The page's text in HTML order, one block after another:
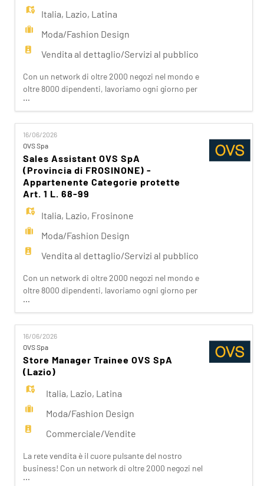
Italia, Lazio, Latina
Moda/Fashion Design
Vendita al dettaglio/Servizi al pubblico
Con un network di oltre 2000 negozi nel mondo e
oltre 8000 dipendenti, lavoriamo ogni giorno per
realizzare la nostra mission di rendere il bello
accessibile a tutti. Facciamo la differenza per i
nostri clienti attraverso i brand del nostro gruppo:
OVS, OVS Kids, UPIM, Blukids, Goldenpoint, Shaka,
Croff, Les Copains, Stefanel. Ogni giorno
prepariam
...
16/06/2026
OVS Spa
Sales Assistant OVS SpA
(Provincia di FROSINONE) -
Appartenente Categorie protette
Art. 1 L. 68-99
Italia, Lazio, Frosinone
Moda/Fashion Design
Vendita al dettaglio/Servizi al pubblico
Con un network di oltre 2000 negozi nel mondo e
oltre 8000 dipendenti, lavoriamo ogni giorno per
realizzare la nostra mission di rendere il bello
accessibile a tutti. Facciamo la differenza per i
nostri clienti attraverso i brand del nostro gruppo:
OVS, OVS Kids, UPIM, Blukids, Goldenpoint, Shaka,
Croff, Les Copains, Stefanel. Ogni giorno
prepariam
...
16/06/2026
OVS Spa
Store Manager Trainee OVS SpA
(Lazio)
Italia, Lazio, Latina
Moda/Fashion Design
Commerciale/Vendite
La rete vendita è il cuore pulsante del nostro
business! Con un network di oltre 2000 negozi nel
mondo e una presenza capillare in Italia, siamo
...